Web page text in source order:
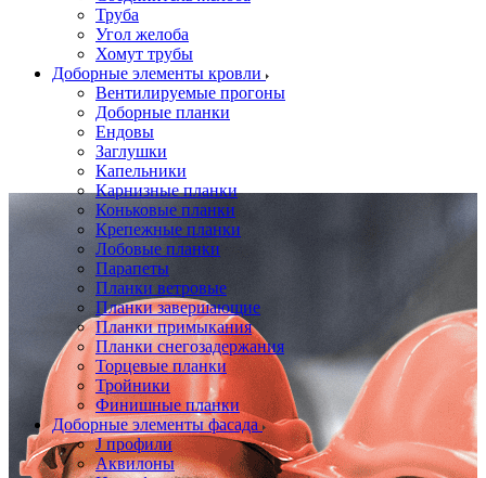
Труба
Угол желоба
Хомут трубы
Доборные элементы кровли
Вентилируемые прогоны
Доборные планки
Ендовы
Заглушки
Капельники
Карнизные планки
Коньковые планки
Крепежные планки
Лобовые планки
Парапеты
Планки ветровые
Планки завершающие
Планки примыкания
Планки снегозадержания
Торцевые планки
Тройники
Финишные планки
Доборные элементы фасада
J профили
Аквилоны